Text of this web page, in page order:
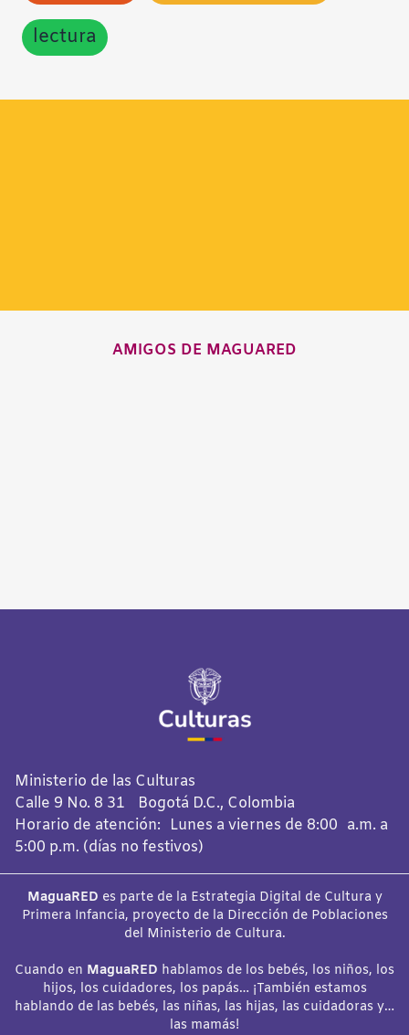
lectura
AMIGOS DE MAGUARED
Ministerio de las Culturas
Calle 9 No. 8 31 Bogotá D.C., Colombia
Horario de atención: Lunes a viernes de 8:00 a.m. a
5:00 p.m. (días no festivos)
MaguaRED es parte de la Estrategia Digital de Cultura y
Primera Infancia, proyecto de la Dirección de Poblaciones
del Ministerio de Cultura.
Cuando en MaguaRED hablamos de los bebés, los niños, los
hijos, los cuidadores, los papás… ¡También estamos
hablando de las bebés, las niñas, las hijas, las cuidadoras y…
las mamás!